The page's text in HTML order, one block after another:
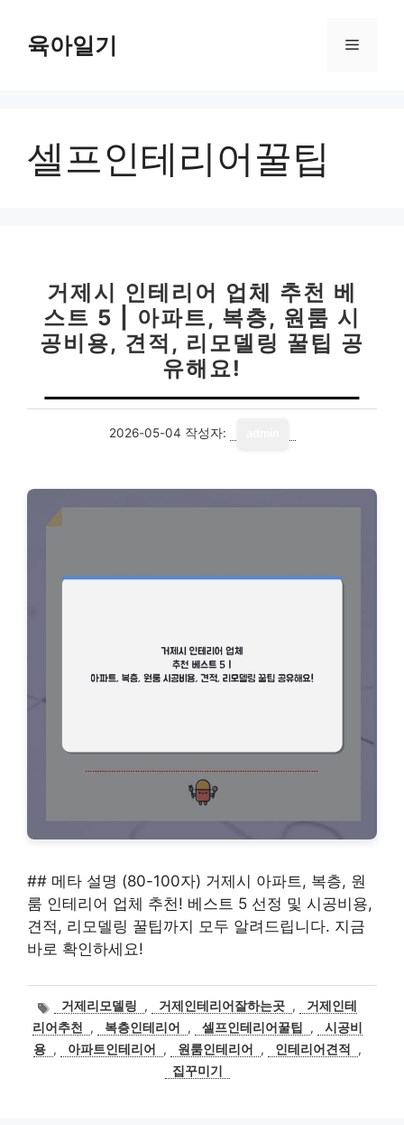
육아일기 메
셀프인테리어꿀팁
거제시 인테리어 업체 추천 베
스트 5 | 아파트, 복층, 원룸 시
공비용, 견적, 리모델링 꿀팁 공
유해요!
2026-05-04 작성자:
## 메타 설명 (80-100자) 거제시 아파트, 복층, 원
룸 인테리어 업체 추천! 베스트 5 선정 및 시공비용,
견적, 리모델링 꿀팁까지 모두 알려드립니다. 지금
바로 확인하세요!
태
그
거제리모델링 , 거제인테리어잘하는곳 ,
거제인테
리어추천
, 복층인테리어 , 셀프인테리어꿀팁 ,
시공비
용 , 아파트인테리어 , 원룸인테리어 , 인테리어견적
,
집꾸미기